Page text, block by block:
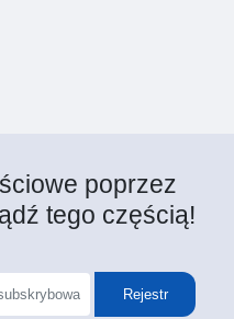
poprzez
tego częścią!
Rejestr